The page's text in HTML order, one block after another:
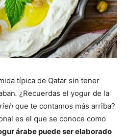
típica de Qatar sin tener
. ¿Recuerdas el yogur de la
que te contamos más arriba?
es el que se conoce como
árabe puede ser elaborado